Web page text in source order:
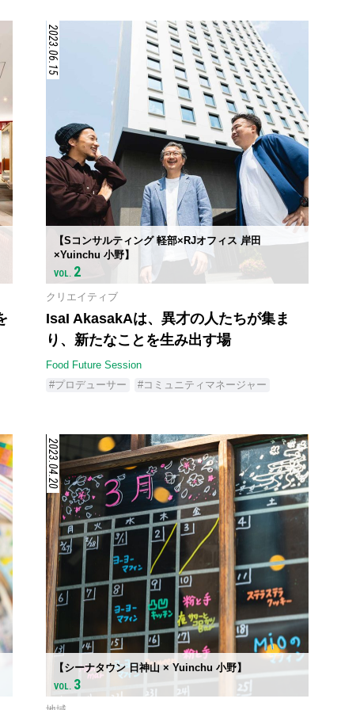
2023.06.15
【Sコンサルティング 軽部×RJオフィス 岸田
×Yuinchu 小野】
VOL. 2
クリエイティブ
IsaI AkasakAは、異才の人たちが集ま
り、新たなことを生み出す場
Food Future Session
#プロデューサー
#コミュニティマネージャー
2023.04.20
【シーナタウン 日神山 × Yuinchu 小野】
VOL. 3